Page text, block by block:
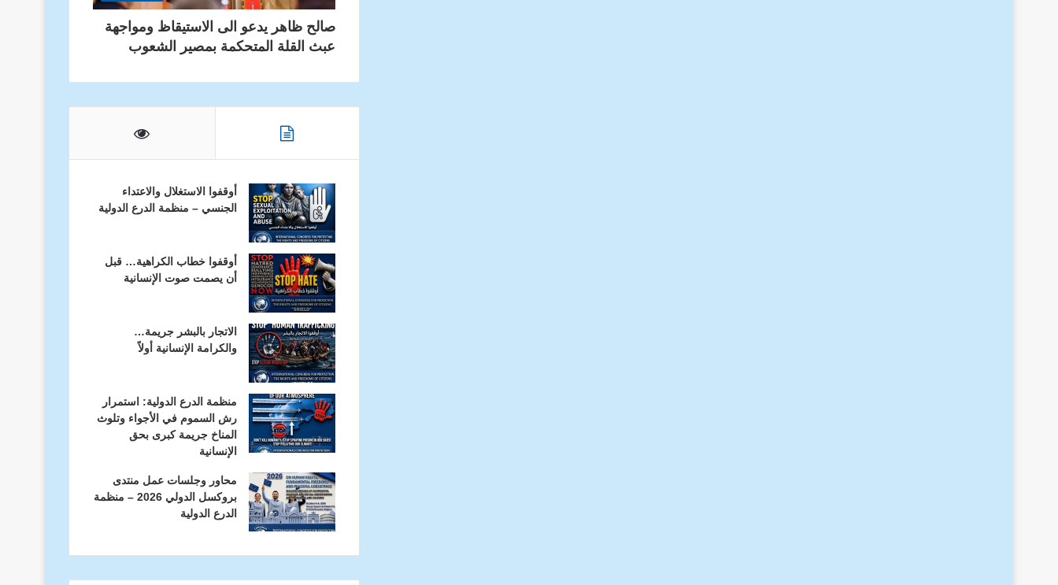
صالح ظاهر يدعو الى الاستيقاظ ومواجهة
عبث القلة المتحكمة بمصير الشعوب
أوقفوا الاستغلال والاعتداء
الجنسي – منظمة الدرع الدولية
أوقفوا خطاب الكراهية… قبل
أن يصمت صوت الإنسانية
الاتجار بالبشر جريمة…
والكرامة الإنسانية أولاً
منظمة الدرع الدولية: استمرار
رش السموم في الأجواء وتلوث
المناخ جريمة كبرى بحق
الإنسانية
محاور وجلسات عمل منتدى
بروكسل الدولي 2026 – منظمة
الدرع الدولية